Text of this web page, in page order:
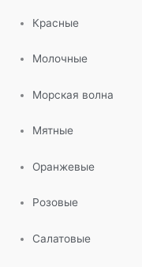
Красные
Молочные
Морская волна
Мятные
Оранжевые
Розовые
Салатовые